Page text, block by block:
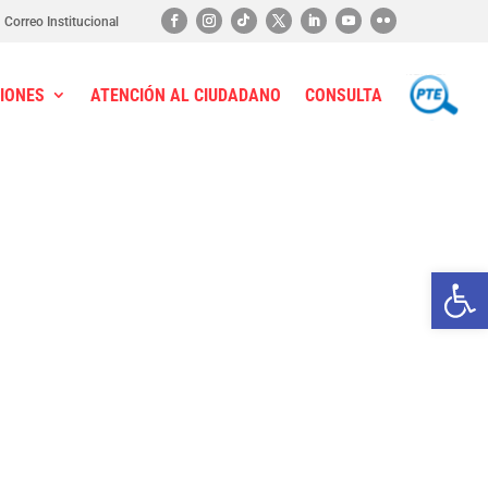
Correo Institucional
ATENCIÓN AL CIUDADANO CONSULTA PTE